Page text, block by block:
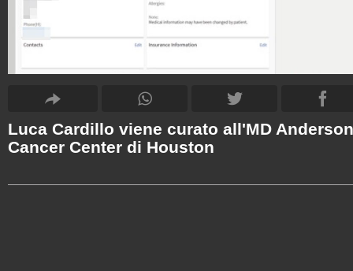
Luca Cardillo viene curato all'MD Anderson
Cancer Center di Houston